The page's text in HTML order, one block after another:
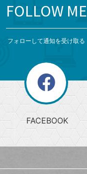
FOLLOW ME
フォローして通知を受け取る
FACEBOOK